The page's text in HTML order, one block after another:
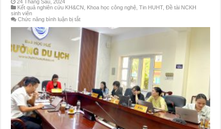
24 Tháng Sáu, 2024
Kết quả nghiên cứu KH&CN
Khoa học công nghệ ,Tin HUHT,Đề tài NCKH
sinh viên
Chức năng bình luận bị tắtở
đồng
đánh
giá,
nghiệm
thu
nghiên
cứu
khoa
học
sinh
viên
cấp
Trường
thực
hiện